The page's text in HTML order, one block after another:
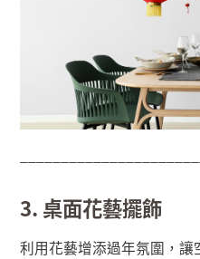
3. 桌面花藝擺飾
利用花藝增添過年氛圍，